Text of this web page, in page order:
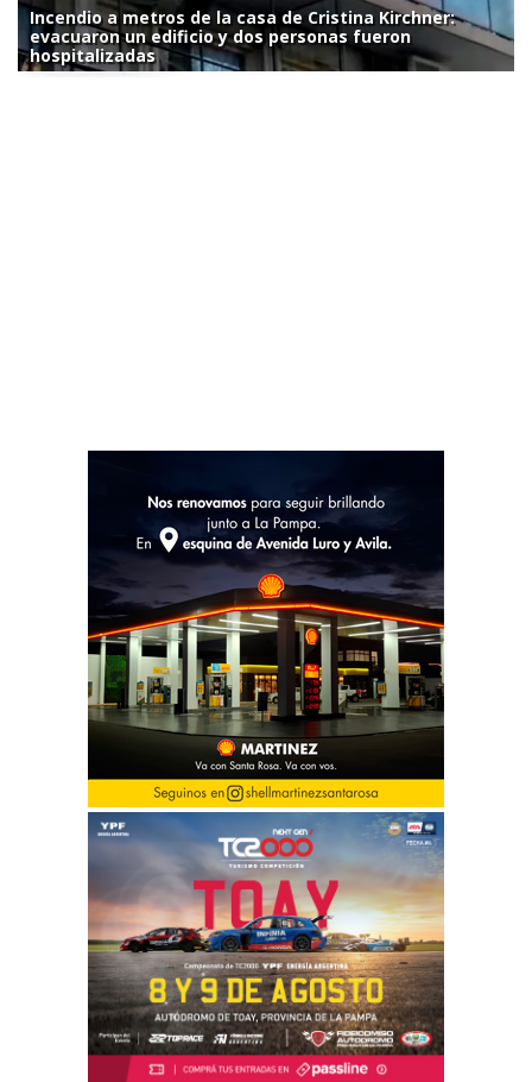
Incendio a metros de la casa de Cristina Kirchner:
evacuaron un edificio y dos personas fueron
hospitalizadas